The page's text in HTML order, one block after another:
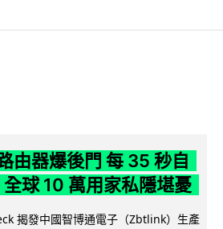
由器爆後門 每 35 秒自
球 10 萬用家私隱堪憂
揭發中國智博通電子（Zbtlink）生產